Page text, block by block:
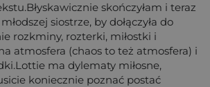
skończyłam i teraz
siostrze, by dołączyła do
rozkminy, rozterki, miłostki i
atmosfera (chaos to też atmosfera) i
ma dylematy miłosne,
koniecznie poznać postać